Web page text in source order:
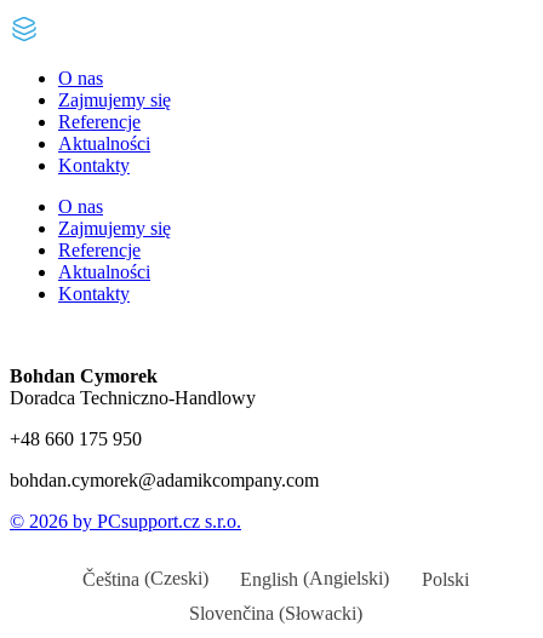
O nas
Zajmujemy się
Referencje
Aktualności
Kontakty
O nas
Zajmujemy się
Referencje
Aktualności
Kontakty
Bohdan Cymorek
Doradca Techniczno-Handlowy
+48 660 175 950
bohdan.cymorek@adamikcompany.com
© 2026 by PCsupport.cz s.r.o.
Čeština (Czeski) English (Angielski)
Polski
Slovenčina (Słowacki)